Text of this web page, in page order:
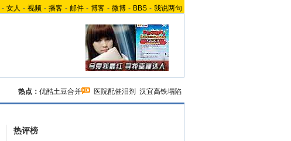
- 女人 - 视频 - 播客 - 邮件 - 博客 - 微博 - BBS - 我说两句
热点： 优酷土豆合并 医院配催泪剂 汉宜高铁塌陷
热评榜